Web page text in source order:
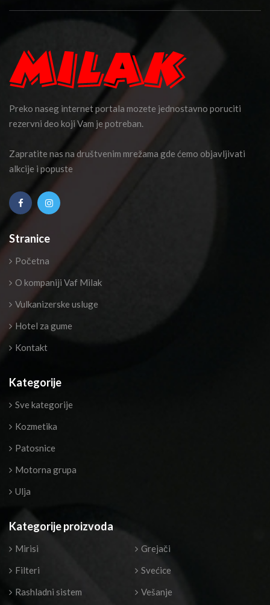
Preko naseg internet portala mozete jednostavno poruciti
rezervni deo koji Vam je potreban.
Zapratite nas na društvenim mrežama gde ćemo objavljivati
alkcije i popuste
Stranice
Početna
O kompaniji Vaf Milak
Vulkanizerske usluge
Hotel za gume
Kontakt
Kategorije
Sve kategorije
Kozmetika
Patosnice
Motorna grupa
Ulja
Kategorije proizvoda
Mirisi
Filteri
Rashladni sistem
Grejači
Svećice
Vešanje